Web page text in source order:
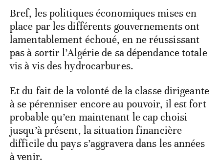
Bref, les politiques économiques mises en
place par les différents gouvernements ont
lamentablement échoué, en ne réussissant
pas à sortir l’Algérie de sa dépendance totale
vis à vis des hydrocarbures.
Et du fait de la volonté de la classe dirigeante
à se pérenniser encore au pouvoir, il est fort
probable qu’en maintenant le cap choisi
jusqu’à présent, la situation financière
difficile du pays s’aggravera dans les années
à venir.